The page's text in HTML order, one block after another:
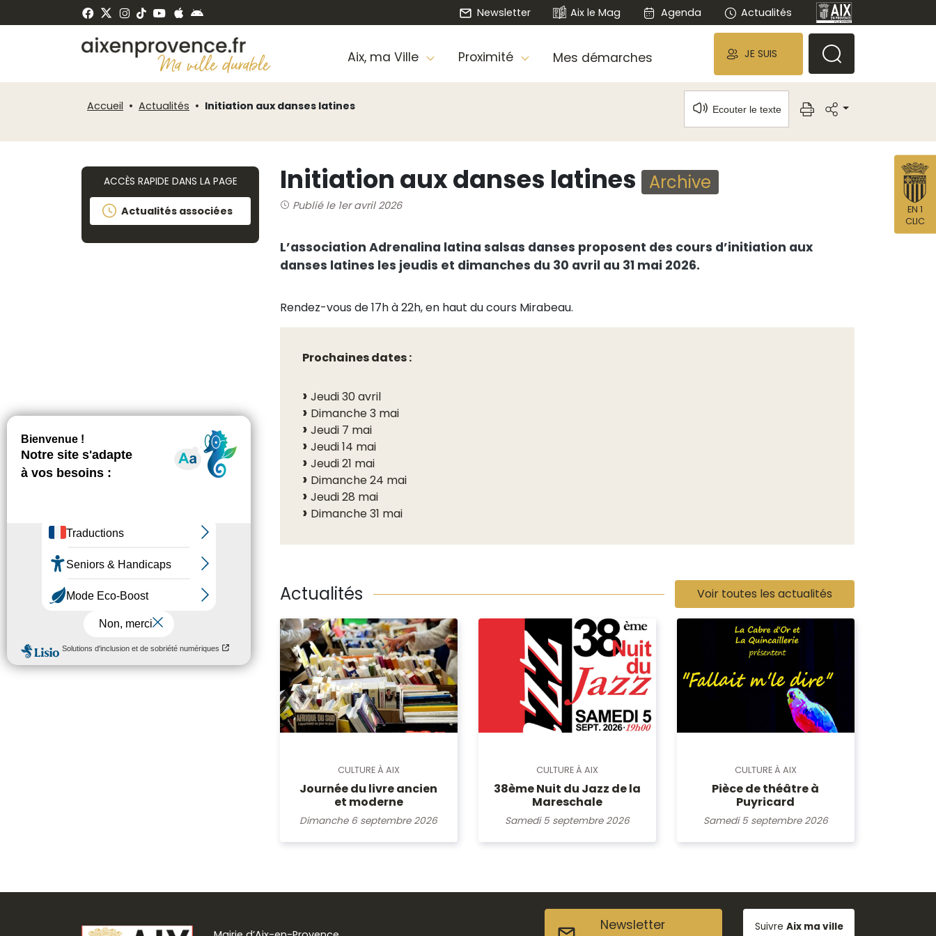
Newsletter Aix le Mag Agenda Actualités
Aix, ma Ville Proximité Mes démarches JE SUIS
Accueil Actualités Initiation aux danses latines Ecouter le texte
ACCÈS RAPIDE DANS LA PAGE
Actualités associées
Initiation aux danses latines Archive
Publié le 1er avril 2026
L’association Adrenalina latina salsas danses proposent des cours d’initiation aux
danses latines les jeudis et dimanches du 30 avril au 31 mai 2026.
Rendez-vous de 17h à 22h, en haut du cours Mirabeau.
Prochaines dates :
Jeudi 30 avril
Dimanche 3 mai
Jeudi 7 mai
Jeudi 14 mai
Jeudi 21 mai
Dimanche 24 mai
Jeudi 28 mai
Dimanche 31 mai
Actualités Voir toutes les actualités
CULTURE À AIX
Journée du livre ancien
et moderne
Dimanche 6 septembre 2026
CULTURE À AIX
38ème Nuit du Jazz de la
Mareschale
Samedi 5 septembre 2026
CULTURE À AIX
Pièce de théâtre à
Puyricard
Samedi 5 septembre 2026
Newsletter
Suivre Aix ma ville
EN 1
CLIC
de
Panneau de gestion des cookies